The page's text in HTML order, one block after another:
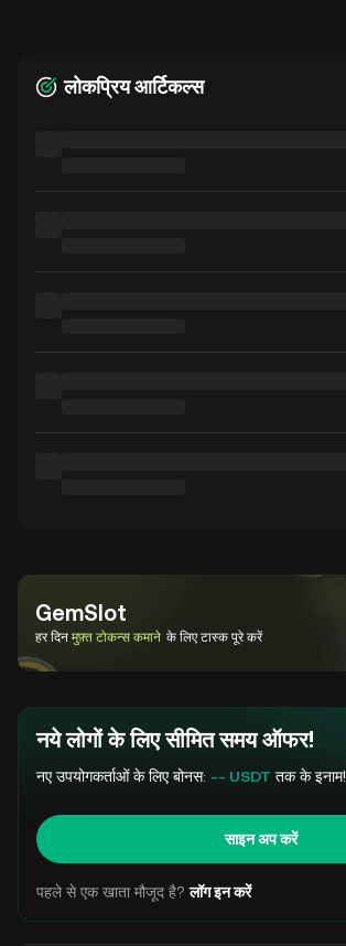
लोकप्रिय आर्टिकल्स
GemSlot
हर दिन मुफ़्त टोकन्स कमाने के लिए टास्क पूरे करें
नये लोगों के लिए सीमित समय ऑफर!
नए उपयोगकर्ताओं के लिए बोनस: -- USDT तक के इनाम!
साइन अप करें
पहले से एक खाता मौजूद है? लॉग इन करें